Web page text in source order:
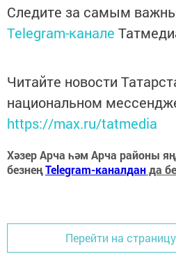
Следите за самым
Telegram-канале
Читайте новости
национальном
https://max.ru/tatmedia
Хәзер Арча һәм Арча районы
безнеңTelegram-каналданда
Перейти на